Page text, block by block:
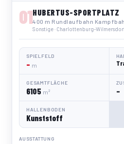
01HUBERTUS-SPORTPLATZ
400 m Rundlaufbahn
Sonstige · Charlottenburg-
SPIELFELD
– m
GESAMTFLÄCHE
6105 m² –
HALLENBODEN
Kunststoff
AUSSTATTUNG